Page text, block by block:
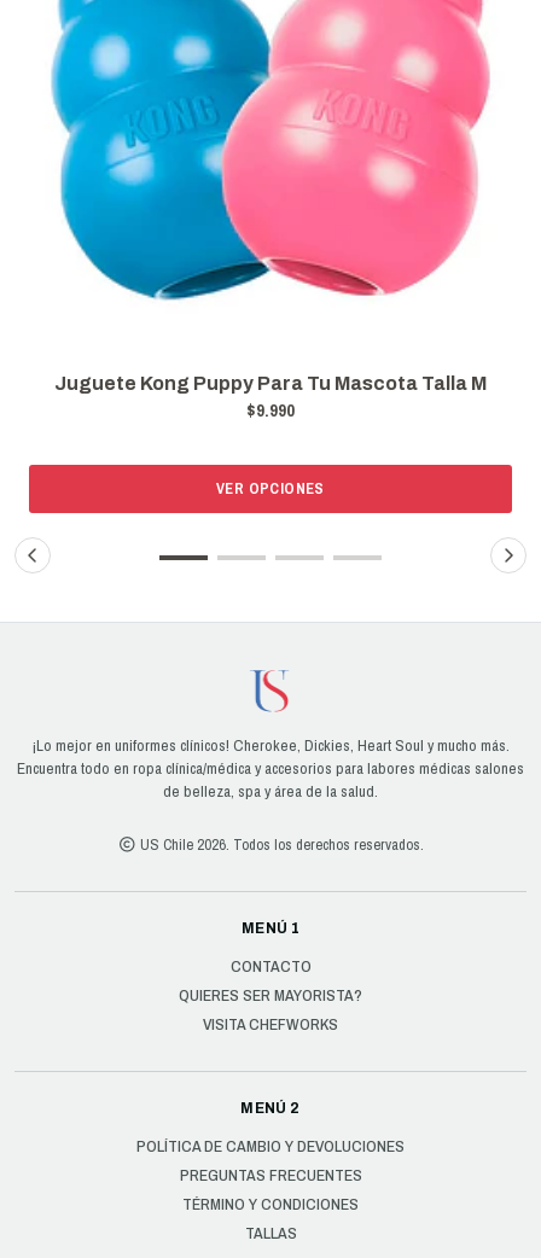
Para Tu Mascota Talla M
¡Lo mejor en uniformes clínicos! Cherokee, Dickies, Heart Soul y mucho más.
Encuentra todo en ropa clínica/médica y accesorios para labores médicas salones
de belleza, spa y área de la salud.
US Chile 2026. Todos los derechos reservados.
MENÚ 1
CONTACTO
QUIERES SER MAYORISTA?
VISITA CHEFWORKS
MENÚ 2
POLÍTICA DE CAMBIO Y DEVOLUCIONES
PREGUNTAS FRECUENTES
TÉRMINO Y CONDICIONES
TALLAS